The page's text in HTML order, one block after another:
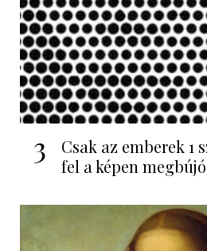
3
Csak az emberek 1
fel a képen